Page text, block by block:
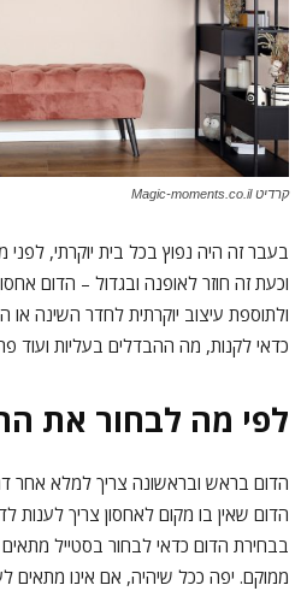
קרדיט Magic-moments.co.il
בעבר זה היה נפוץ בכל בית יוקרתי,
וכעת זה חוזר לאופנה ובגדול – הדום
ולתוספת עיצוב יוקרתית לחדר השינה או
כדאי לקנות, מה ההבדלים בעליות ועוד
לפי מה לבחור את
הדום בראש ובראשונה צריך למלא אחר
הדום שאין בו מקום לאחסון צריך
בבחירת הדום כדאי לבחור בסטייל
ממוקם. יפה ככל שיהיה, אם אינו מתאים